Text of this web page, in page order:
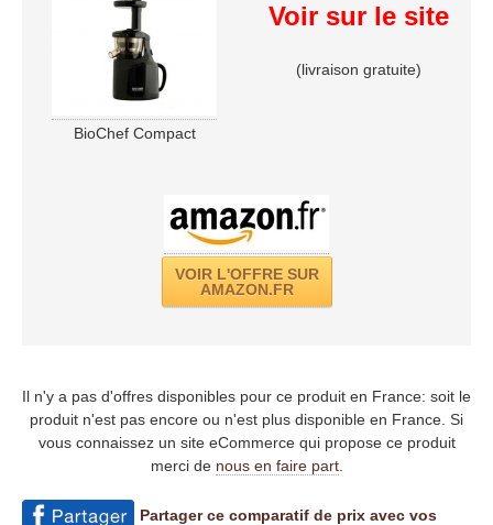
BioChef Compact
Voir sur le site
(livraison gratuite)
VOIR L'OFFRE SUR
AMAZON.FR
Il n'y a pas d'offres disponibles pour ce produit en France: soit le
produit n'est pas encore ou n'est plus disponible en France. Si
vous connaissez un site eCommerce qui propose ce produit
merci de nous en faire part.
Partager ce comparatif de prix avec vos